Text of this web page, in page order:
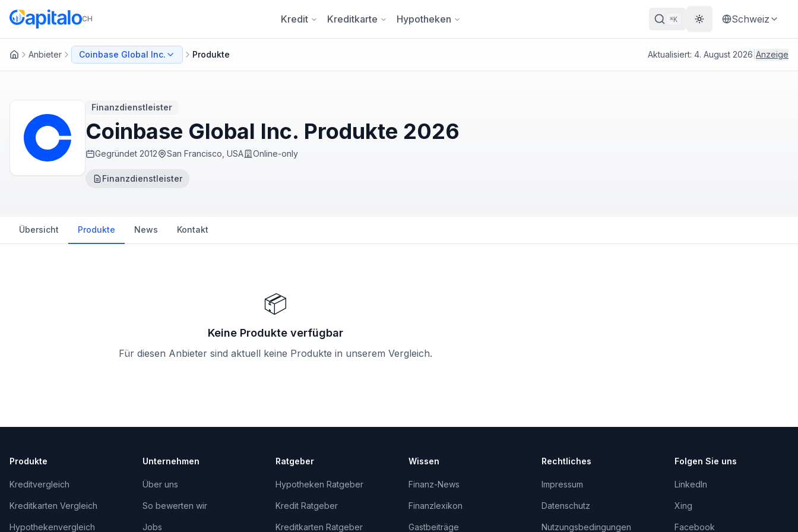
CH Kredit Kreditkarte Hypotheken ⌘K Theme wechseln
Schweiz
Anbieter Coinbase Global Inc. Produkte Aktualisiert: 4. August 2026 Anzeige
Finanzdienstleister
Coinbase Global Inc. Produkte 2026
Gegründet 2012 San Francisco, USA Online-only
Finanzdienstleister
Übersicht Produkte News Kontakt
📦
Keine Produkte verfügbar
Für diesen Anbieter sind aktuell keine Produkte in unserem Vergleich.
Produkte
Kreditvergleich
Kreditkarten Vergleich
Hypothekenvergleich
Unternehmen
Über uns
So bewerten wir
Jobs
Ratgeber
Hypotheken Ratgeber
Kredit Ratgeber
Kreditkarten Ratgeber
Wissen
Finanz-News
Finanzlexikon
Gastbeiträge
Rechtliches
Impressum
Datenschutz
Nutzungsbedingungen
Folgen Sie uns
LinkedIn
Xing
Facebook